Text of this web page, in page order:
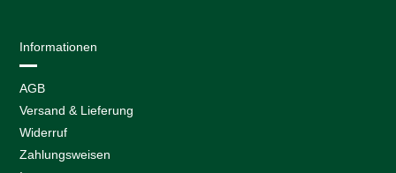
Informationen
AGB
Versand & Lieferung
Widerruf
Zahlungsweisen